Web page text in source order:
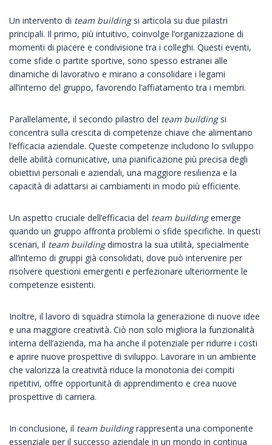
Un intervento di team buildingsi articola su due pilastri
principali. Il primo, più intuitivo, coinvolge l’organizzazione di
momenti di piacere e condivisione tra i colleghi. Questi eventi,
come sfide o partite sportive, sono spesso estranei alle
dinamiche di lavorativo e mirano a consolidare i legami
all’interno del gruppo, favorendo l’affiatamento tra i membri.
Parallelamente, il secondo pilastro del team buildingsi
concentra sulla crescita di competenze chiave che alimentano
l’efficacia aziendale. Queste competenze includono lo sviluppo
delle abilità comunicative, una pianificazione più precisa degli
obiettivi personali e aziendali, una maggiore resilienza e la
capacità di adattarsi ai cambiamenti in modo più efficiente.
Un aspetto cruciale dell’efficacia del team buildingemerge
quando un gruppo affronta problemi o sfide specifiche. In questi
scenari, il team buildingdimostra la sua utilità, specialmente
all’interno di gruppi già consolidati, dove può intervenire per
risolvere questioni emergenti e perfezionare ulteriormente le
competenze esistenti.
Inoltre, il lavoro di squadra stimola la generazione di nuove idee
e una maggiore creatività. Ciò non solo migliora la funzionalità
interna dell’azienda, ma ha anche il potenziale per ridurre i costi
e aprire nuove prospettive di sviluppo. Lavorare in un ambiente
che valorizza la creatività riduce la monotonia dei compiti
ripetitivi, offre opportunità di apprendimento e crea nuove
prospettive di carriera.
In conclusione, il team buildingrappresenta una componente
essenziale per il successo aziendale in un mondo in continua